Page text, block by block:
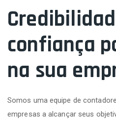
confiança
na sua
Somos uma equipe de
empresas a alcançar seus